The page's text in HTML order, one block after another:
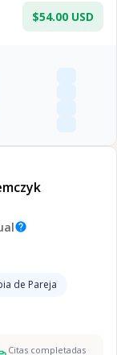
$54.00 USD
help
de Pareja
Citas completadas